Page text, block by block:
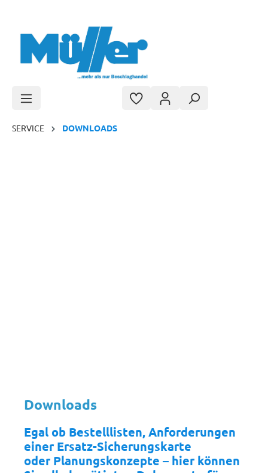
SERVICE DOWNLOADS
Downloads
Egal ob Bestelllisten, Anforderungen
einer Ersatz-Sicherungskarte
oder Planungskonzepte – hier können